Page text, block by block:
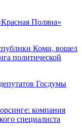
Поляна»
Коми, вошел
политической
Госдумы
компания
специалиста